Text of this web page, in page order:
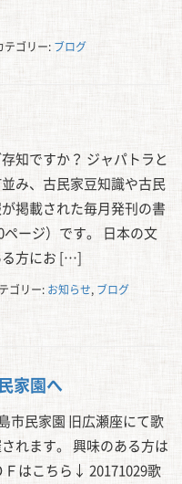
テゴリー: ブログ
知ですか？ ジャパトラと
み、古民家豆知識や古民
掲載された毎月発刊の書
ージ）です。 日本の文
る方にお […]
ゴリー: お知らせ, ブログ
家園へ
市民家園 旧広瀬座にて歌
れます。 興味のある方は
はこちら↓ 20171029歌